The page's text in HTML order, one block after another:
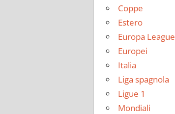
Coppe
Estero
Europa League
Europei
Italia
Liga spagnola
Ligue 1
Mondiali